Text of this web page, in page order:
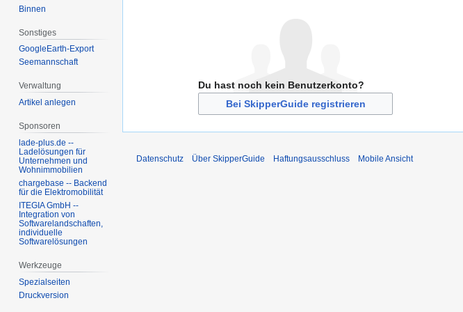
Du hast noch kein Benutzerkonto?
Bei SkipperGuide registrieren
Binnen
Sonstiges
GoogleEarth-Export
Seemannschaft
Verwaltung
Artikel anlegen
Sponsoren
lade-plus.de --
Ladelösungen für
Unternehmen und
Wohnimmobilien
chargebase -- Backend
für die Elektromobilität
ITEGIA GmbH --
Integration von
Softwarelandschaften,
individuelle
Softwarelösungen
Werkzeuge
Spezialseiten
Druckversion
Datenschutz Über SkipperGuide Haftungsausschluss Mobile Ansicht